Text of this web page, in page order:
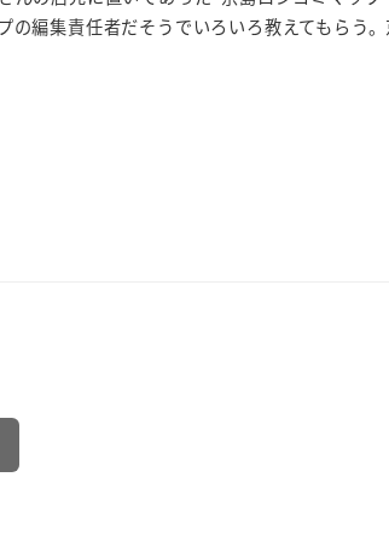
編集責任者だそうでいろいろ教えてもらう